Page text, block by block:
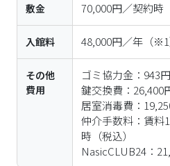
敷金 70,000円／契約時
入館料 48,000円／年 （※1
その他
費用
ゴミ協力金：943
鍵交換費：26,400
居室消毒費：
仲介手数料：賃
時（税込）